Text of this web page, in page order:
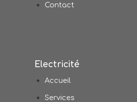
Contact
Electricité
Accueil
Services